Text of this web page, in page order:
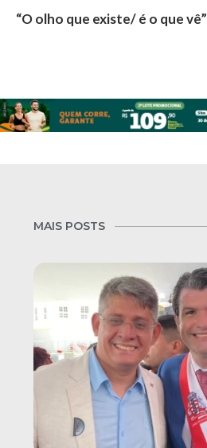
“O olho que existe/ é o que vê”
MAIS POSTS